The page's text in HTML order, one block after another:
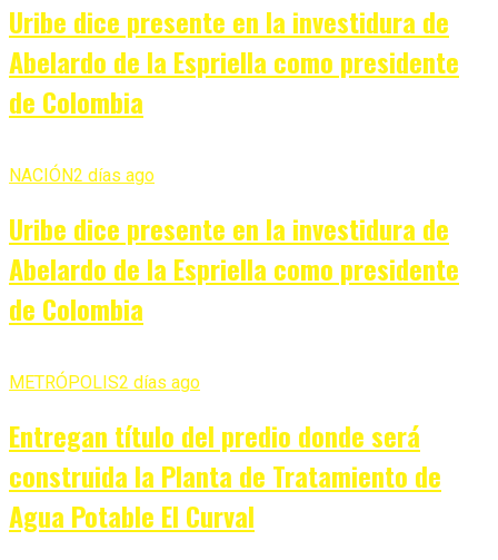
Uribe dice presente en la investidura de
Abelardo de la Espriella como presidente
de Colombia
NACIÓN2 días ago
Uribe dice presente en la investidura de
Abelardo de la Espriella como presidente
de Colombia
METRÓPOLIS2 días ago
Entregan título del predio donde será
construida la Planta de Tratamiento de
Agua Potable El Curval